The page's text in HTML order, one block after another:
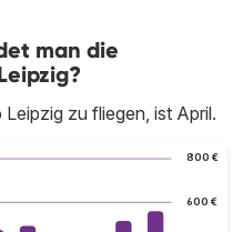
man die
zu fliegen, ist April.
600 €
800 €